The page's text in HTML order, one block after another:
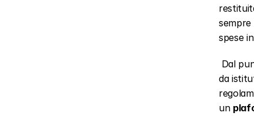
sempre
spese
da
un